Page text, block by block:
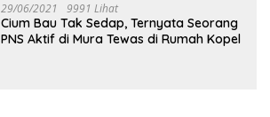
29/06/2021 9991 Lihat
Cium Bau Tak Sedap, Ternyata Seorang
PNS Aktif di Mura Tewas di Rumah Kopel